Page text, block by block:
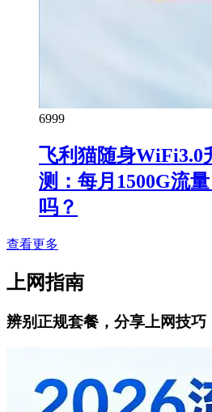
6999
飞利猫随身WiFi3.0
测：每月1500G流
吗？
查看更多
上网指南
辨别正规套餐，分享上网技巧